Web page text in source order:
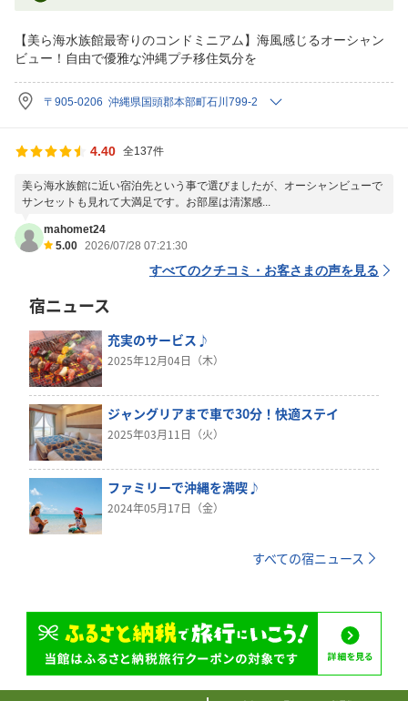
【美ら海水族館最寄りのコンドミニアム】海風感じるオーシャン
ビュー！自由で優雅な沖縄プチ移住気分を
〒905-0206 沖縄県国頭郡本部町石川799-2
4.40 全137件
美ら海水族館に近い宿泊先という事で選びましたが、オーシャンビューで
サンセットも見れて大満足です。お部屋は清潔感...
mahomet24
5.00 2026/07/28 07:21:30
すべてのクチコミ・お客さまの声を見る
宿ニュース
充実のサービス♪
2025年12月04日（木）
ジャングリアまで車で30分！快適ステイ
2025年03月11日（火）
ファミリーで沖縄を満喫♪
2024年05月17日（金）
すべての宿ニュース